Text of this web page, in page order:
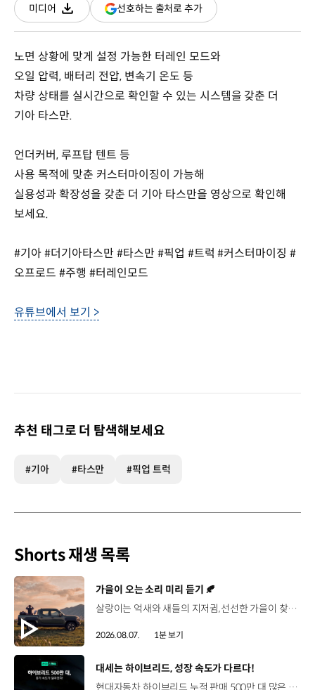
미디어
다운로드
선호하는 출처로 추가(새
창
노면 상황에 맞게 설정 가능한 터레인 모드와
오일 압력, 배터리 전압, 변속기 온도 등
차량 상태를 실시간으로 확인할 수 있는 시스템을 갖춘 더
기아 타스만.
언더커버, 루프탑 텐트 등
사용 목적에 맞춘 커스터마이징이 가능해
실용성과 확장성을 갖춘 더 기아 타스만을 영상으로 확인해
보세요.
#기아 #더기아타스만 #타스만 #픽업 #트럭 #커스터마이징 #
오프로드 #주행 #터레인모드
유튜브에서 보기 >
추천 태그로 더 탐색해보세요
#기아 #타스만 #픽업 트럭
Shorts 재생 목록
[동영상]
가을이 오는 소리 미리 듣기 🍂
살랑이는 억새와 새들의 지저귐,선선한 가을이 찾아오는 소리. 더 기아 타스만과 함께 계절을 만나보세요. 🎧 *본 영상은 AI를 활용해 제작했습니다. #기아 #더기아타스만 #타스만 #가을 #입추 #Tasman #ASMR
2026.08.07. 1분 보기
[동영상]
대세는 하이브리드, 성장 속도가 다르다!
현대자동차 하이브리드 누적 판매 500만 대.많은 운전자들이 선택한 이유는 무엇일까요? 현대진행형 팟캐스트 EP.21에서 확인하세요.📻 #현대자동차그룹 #현대진행형 #모빌리티팟캐스트 #하이브리드 #연료 #미래모빌리티 #모빌리티